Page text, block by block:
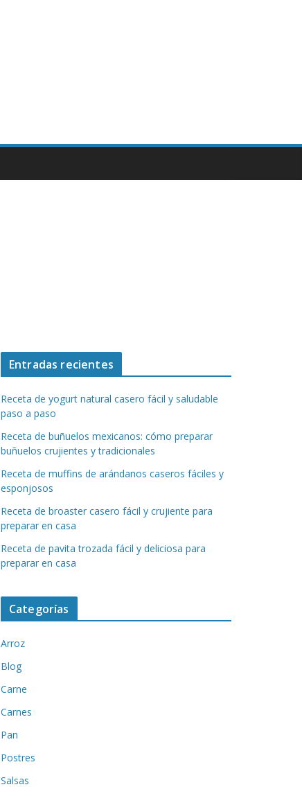
Entradas recientes
Receta de yogurt natural casero fácil y saludable
paso a paso
Receta de buñuelos mexicanos: cómo preparar
buñuelos crujientes y tradicionales
Receta de muffins de arándanos caseros fáciles y
esponjosos
Receta de broaster casero fácil y crujiente para
preparar en casa
Receta de pavita trozada fácil y deliciosa para
preparar en casa
Categorías
Arroz
Blog
Carne
Carnes
Pan
Postres
Salsas